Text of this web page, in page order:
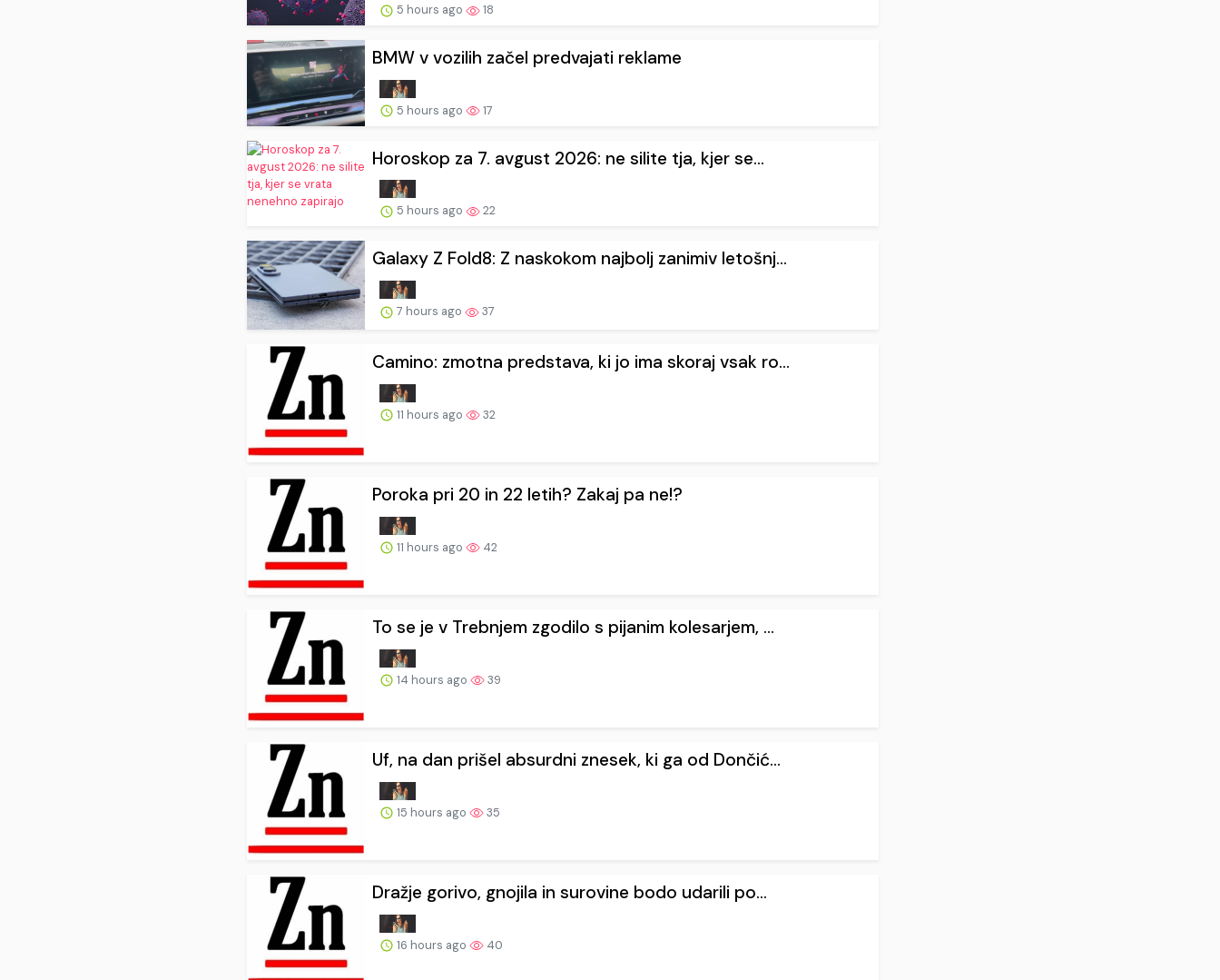
5 hours ago 18
BMW v vozilih začel predvajati reklame
5 hours ago 17
Horoskop za 7. avgust 2026: ne silite tja, kjer se...
5 hours ago 22
Galaxy Z Fold8: Z naskokom najbolj zanimiv letošnj...
7 hours ago 37
Camino: zmotna predstava, ki jo ima skoraj vsak ro...
11 hours ago 32
Poroka pri 20 in 22 letih? Zakaj pa ne!?
11 hours ago 42
To se je v Trebnjem zgodilo s pijanim kolesarjem, ...
14 hours ago 39
Uf, na dan prišel absurdni znesek, ki ga od Dončić...
15 hours ago 35
Dražje gorivo, gnojila in surovine bodo udarili po...
16 hours ago 40